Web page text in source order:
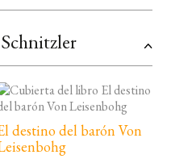
destino del barón Von